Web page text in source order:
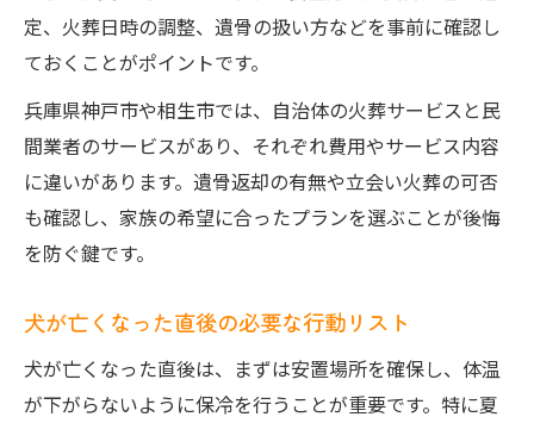
定、火葬日時の調整、遺骨の扱い方などを事前に確認し
ておくことがポイントです。
兵庫県神戸市や相生市では、自治体の火葬サービスと民
間業者のサービスがあり、それぞれ費用やサービス内容
に違いがあります。遺骨返却の有無や立会い火葬の可否
も確認し、家族の希望に合ったプランを選ぶことが後悔
を防ぐ鍵です。
犬が亡くなった直後の必要な行動リスト
犬が亡くなった直後は、まずは安置場所を確保し、体温
が下がらないように保冷を行うことが重要です。特に夏